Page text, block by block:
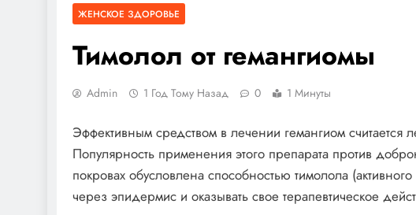
ЖЕНСКОЕ ЗДОРОВЬЕ
Тимолол от гемангиомы
Admin 1 Год Тому Назад 0 1 Минуты
Эффективным средством в лечении гемангиом считается
Популярность применения этого препарата против
покровах обусловлена способностью тимолола
через эпидермис и оказывать свое терапевтическое